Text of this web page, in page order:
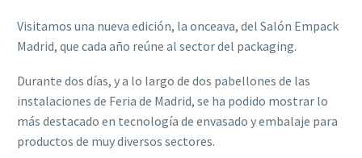
Visitamos una nueva edición, la onceava, del Salón Empack
Madrid, que cada año reúne al sector del packaging.
Durante dos días, y a lo largo de dos pabellones de las
instalaciones de Feria de Madrid, se ha podido mostrar lo
más destacado en tecnología de envasado y embalaje para
productos de muy diversos sectores.